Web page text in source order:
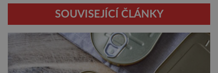
SOUVISEJÍCÍ ČLÁNKY